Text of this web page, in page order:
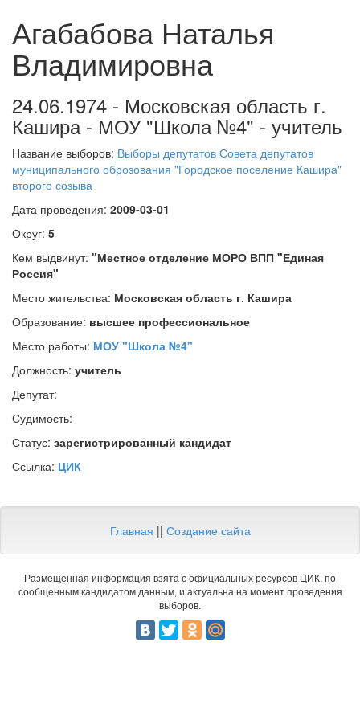
Агабабова Наталья
Владимировна
24.06.1974 - Московская область г.
Кашира - МОУ "Школа №4" - учитель
Название выборов: Выборы депутатов Совета депутатов
муниципального оброзования "Городское поселение Кашира"
второго созыва
Дата проведения: 2009-03-01
Округ: 5
Кем выдвинут: "Местное отделение МОРО ВПП "Единая
Россия"
Место жительства: Московская область г. Кашира
Образование: высшее профессиональное
Место работы: МОУ "Школа №4"
Должность: учитель
Депутат:
Судимость:
Статус: зарегистрированный кандидат
Ссылка: ЦИК
Главная || Создание сайта
Размещенная информация взята с официальных ресурсов ЦИК, по
сообщенным кандидатом данным, и актуальна на момент проведения
выборов.